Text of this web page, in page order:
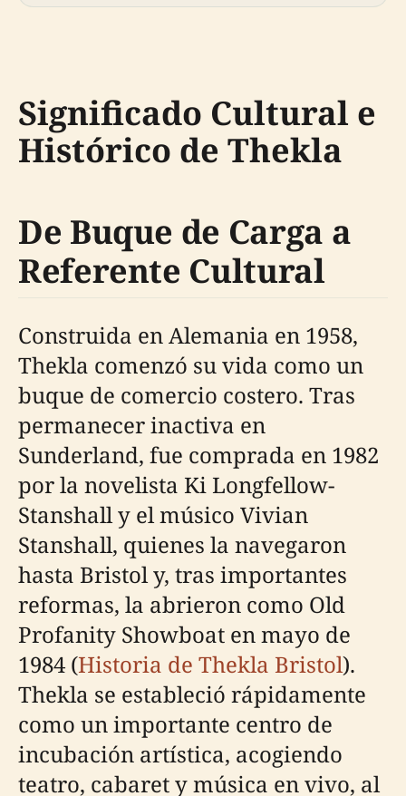
Significado Cultural e
Histórico de Thekla
De Buque de Carga a
Referente Cultural
Construida en Alemania en 1958,
Thekla comenzó su vida como un
buque de comercio costero. Tras
permanecer inactiva en
Sunderland, fue comprada en 1982
por la novelista Ki Longfellow-
Stanshall y el músico Vivian
Stanshall, quienes la navegaron
hasta Bristol y, tras importantes
reformas, la abrieron como Old
Profanity Showboat en mayo de
1984 (Historia de Thekla Bristol).
Thekla se estableció rápidamente
como un importante centro de
incubación artística, acogiendo
teatro, cabaret y música en vivo, al